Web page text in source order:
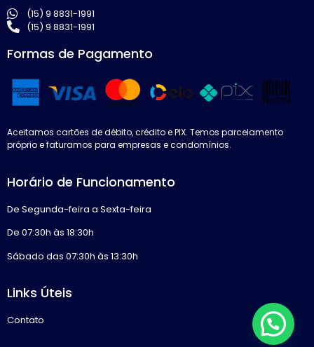
(15) 9 8831-1991
(15) 9 8831-1991
Formas de Pagamento
Aceitamos cartões de débito, crédito e PIX. Temos parcelamento
próprio e faturamos para empresas e condomínios.
Horário de Funcionamento
De Segunda-feira a Sexta-feira
De 07:30h às 18:30h
Sábado das 07:30h às 13:30h
Links Úteis
Contato